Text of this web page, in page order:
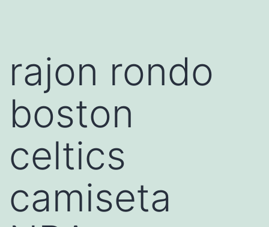
rajon rondo
boston
celtics
camiseta